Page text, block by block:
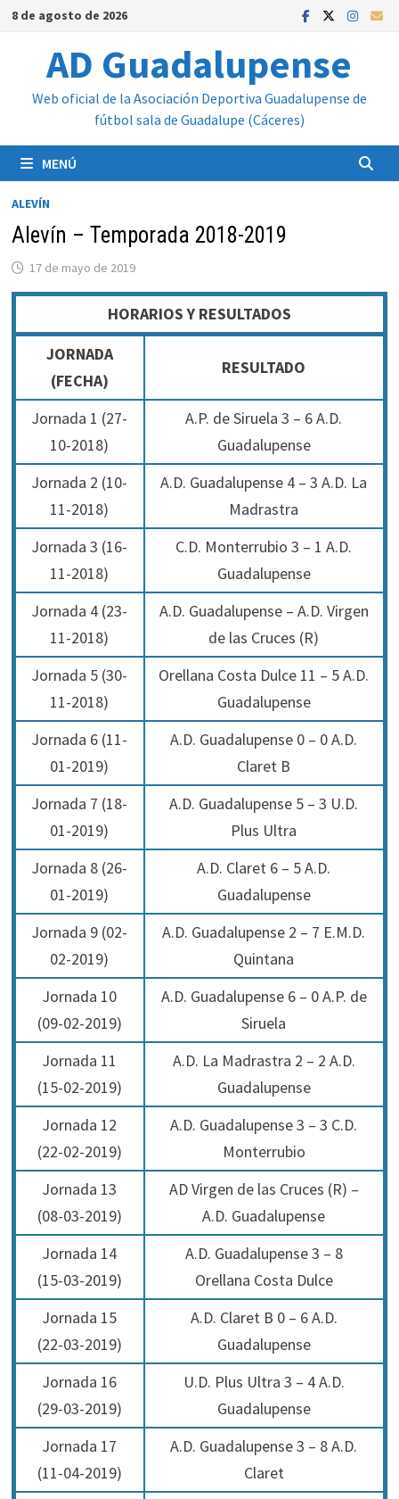
Saltar
contenido
8 de agosto de 2026
AD Guadalupense
Web oficial de la Asociación Deportiva Guadalupense de
fútbol sala de Guadalupe (Cáceres)
MENÚ
ALEVÍN
Alevín – Temporada 2018-2019
17 de mayo de 2019
HORARIOS Y RESULTADOS
JORNADA
(FECHA)
RESULTADO
Jornada 1 (27-
10-2018)
A.P. de Siruela 3 – 6 A.D.
Guadalupense
Jornada 2 (10-
11-2018)
A.D. Guadalupense 4 – 3 A.D. La
Madrastra
Jornada 3 (16-
11-2018)
C.D. Monterrubio 3 – 1 A.D.
Guadalupense
Jornada 4 (23-
11-2018)
A.D. Guadalupense – A.D. Virgen
de las Cruces (R)
Jornada 5 (30-
11-2018)
Orellana Costa Dulce 11 – 5 A.D.
Guadalupense
Jornada 6 (11-
01-2019)
A.D. Guadalupense 0 – 0 A.D.
Claret B
Jornada 7 (18-
01-2019)
A.D. Guadalupense 5 – 3 U.D.
Plus Ultra
Jornada 8 (26-
01-2019)
A.D. Claret 6 – 5 A.D.
Guadalupense
Jornada 9 (02-
02-2019)
A.D. Guadalupense 2 – 7 E.M.D.
Quintana
Jornada 10
(09-02-2019)
A.D. Guadalupense 6 – 0 A.P. de
Siruela
Jornada 11
(15-02-2019)
A.D. La Madrastra 2 – 2 A.D.
Guadalupense
Jornada 12
(22-02-2019)
A.D. Guadalupense 3 – 3 C.D.
Monterrubio
Jornada 13
(08-03-2019)
AD Virgen de las Cruces (R) –
A.D. Guadalupense
Jornada 14
(15-03-2019)
A.D. Guadalupense 3 – 8
Orellana Costa Dulce
Jornada 15
(22-03-2019)
A.D. Claret B 0 – 6 A.D.
Guadalupense
Jornada 16
(29-03-2019)
U.D. Plus Ultra 3 – 4 A.D.
Guadalupense
Jornada 17
(11-04-2019)
A.D. Guadalupense 3 – 8 A.D.
Claret